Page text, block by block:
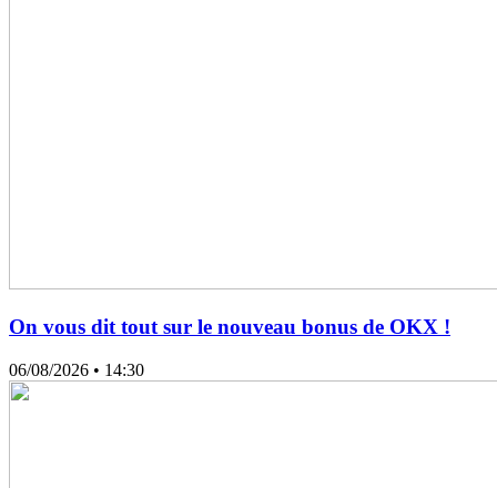
On vous dit tout sur le nouveau bonus de OKX !
06/08/2026 • 14:30